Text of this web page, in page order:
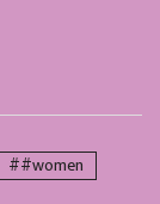
##women